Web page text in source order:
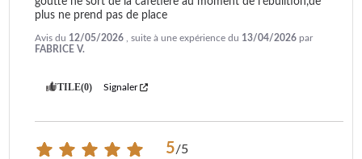
plus ne prend pas de place
Avis du 12/05/2026 , suite à une expérience du 13/04/2026 par
FABRICE V.
UTILE(0) Signaler
5/5